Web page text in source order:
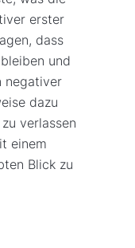
erster
dass
und
negativer
dazu
verlassen
einem
Blick zu